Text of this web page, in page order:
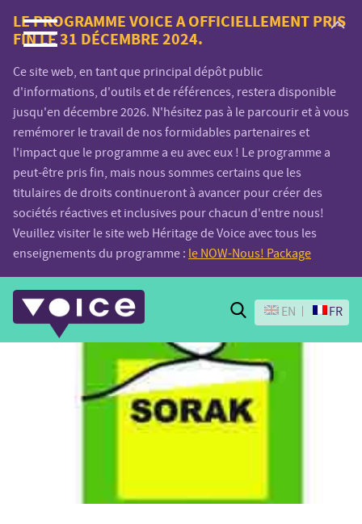
Voice.Global
website
LE PROGRAMME VOICE A OFFICIELLEMENT PRIS
FIN LE 31 DÉCEMBRE 2024.
Ce site web, en tant que principal dépôt public
d'informations, d'outils et de références, restera disponible
jusqu'en décembre 2026. N'hésitez pas à le parcourir et à vous
remémorer le travail de nos formidables partenaires et
l'impact que le programme a eu avec eux ! Le programme a
peut-être pris fin, mais nous sommes certains que les
titulaires de droits continueront à avancer pour créer des
sociétés réactives et inclusives pour chacun d'entre nous!
Veuillez visiter le site web Héritage de Voice avec tous les
enseignements du programme : le NOW-Nous! Package
Search
EN FR